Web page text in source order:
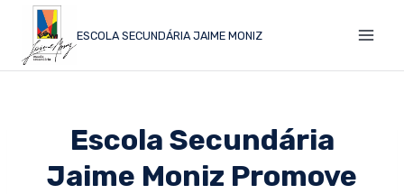
ESCOLA SECUNDÁRIA JAIME MONIZ
Escola Secundária
Jaime Moniz Promove